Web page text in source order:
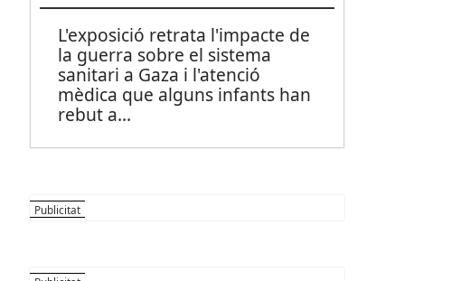
L'exposició retrata l'impacte de
la guerra sobre el sistema
sanitari a Gaza i l'atenció
mèdica que alguns infants han
rebut a...